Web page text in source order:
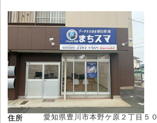
住所
愛知県豊川市本野ケ原２丁目５０